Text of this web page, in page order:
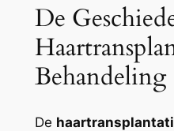
De
Behandeling
De